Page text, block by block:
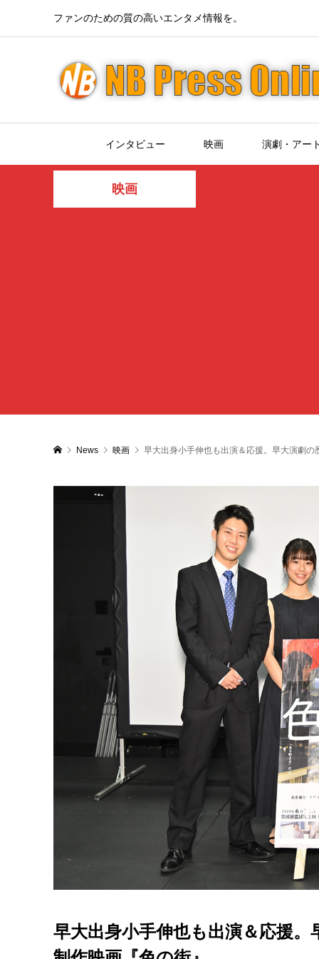
ファンのための質の高いエンタメ情報を。
インタビュー 映画 演劇・アート
映画
News 映画 早大出身小手伸也も出演＆応援。早大演劇の
早大出身小手伸也も出演＆応援